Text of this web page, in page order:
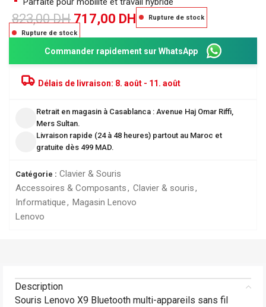
823,00DH 717,00 DH
Rupture de stock
Rupture de stock
Commander rapidement sur WhatsApp
Délais de livraison: 8. août - 11. août
Retrait en magasin à Casablanca : Avenue Haj Omar Riffi,
Mers Sultan.
Livraison rapide (24 à 48 heures) partout au Maroc et
gratuite dès 499 MAD.
Catégorie : Clavier & Souris
Accessoires & Composants, Clavier & souris,
Informatique, Magasin Lenovo
Lenovo
Description
Souris Lenovo X9 Bluetooth multi-appareils sans fil